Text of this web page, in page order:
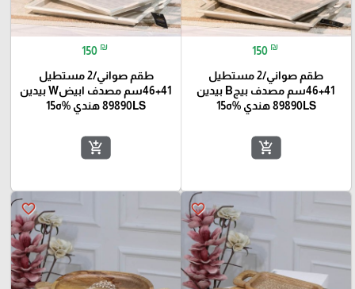
150 ₪
طقم صواني/2 مستطيل
41+46سم مصدف بيجB بيدين
89890LS هندي %ه15
add_shopping_cart
150 ₪
طقم صواني/2 مستطيل
41+46سم مصدف ابيضW بيدين
89890LS هندي %ه15
add_shopping_cart
favorite_border
favorite_border